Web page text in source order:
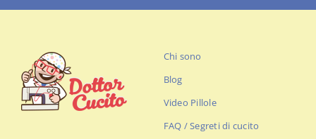
Chi sono
Blog
Video Pillole
FAQ / Segreti di cucito